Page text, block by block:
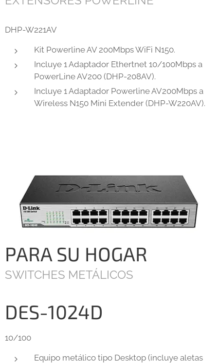
DHP-W221AV
Kit Powerline AV 200Mbps WiFi N150.
Incluye 1 Adaptador Ethertnet 10/100Mbps a
PowerLine AV200 (DHP-208AV).
Incluye 1 Adaptador Powerline AV200Mbps a
Wireless N150 Mini Extender (DHP-W220AV).
PARA SU HOGAR
SWITCHES METÁLICOS
DES-1024D
10/100
Equipo metálico tipo Desktop (incluye aletas